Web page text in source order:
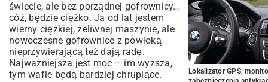
świecie, ale bez porządnej gofrownicy…
cóż, będzie ciężko. Ja od lat jestem
wierny ciężkiej, żeliwnej maszynie, ale
nowoczesne gofrownice z powłoką
nieprzywierającą też dają radę.
Najważniejsza jest moc – im wyższa,
tym wafle będą bardziej chrupiące.
Lokalizator GPS,